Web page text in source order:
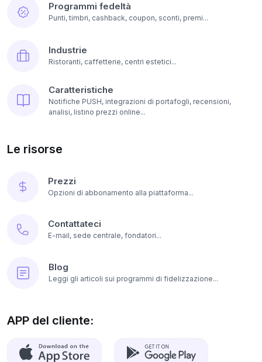
Programmi fedeltà
Punti, timbri, cashback, coupon, sconti, premi...
Industrie
Ristoranti, caffetterie, centri estetici...
Caratteristiche
Notifiche PUSH, integrazioni di portafogli, recensioni,
analisi, listino prezzi online...
Le risorse
Prezzi
Opzioni di abbonamento alla piattaforma...
Contattateci
E-mail, sede centrale, fondatori...
Blog
Leggi gli articoli sui programmi di fidelizzazione...
APP del cliente: